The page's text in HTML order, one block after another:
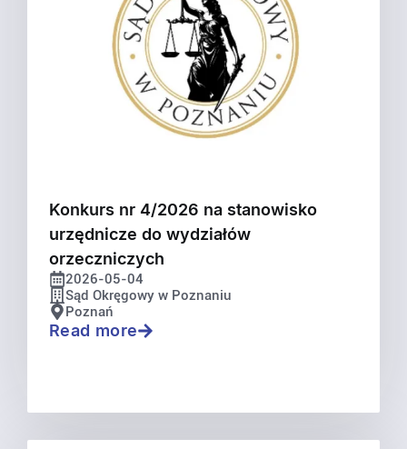
Konkurs nr 4/2026 na stanowisko
urzędnicze do wydziałów
orzeczniczych
2026-05-04
Sąd Okręgowy w Poznaniu
Poznań
Read more